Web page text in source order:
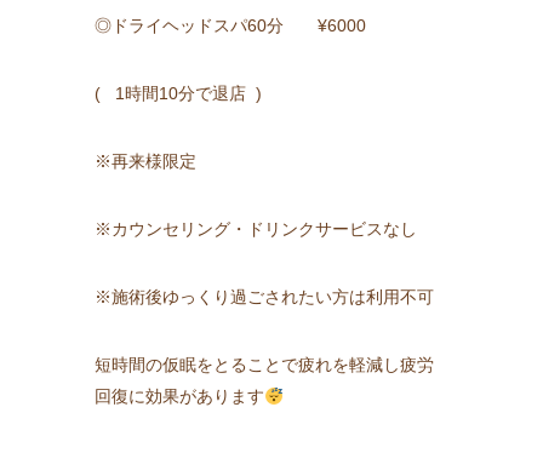
◎ドライヘッドスパ60分 ¥6000
( 1時間10分で退店 )
※再来様限定
※カウンセリング・ドリンクサービスなし
※施術後ゆっくり過ごされたい方は利用不可
短時間の仮眠をとることで疲れを軽減し疲労
回復に効果があります